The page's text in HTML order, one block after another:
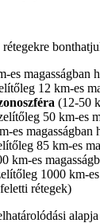
es magasságban
12 km-es
(12-50
50 km-es
es magasságban
85 km-es
km-es
1000 km-
rétegek)